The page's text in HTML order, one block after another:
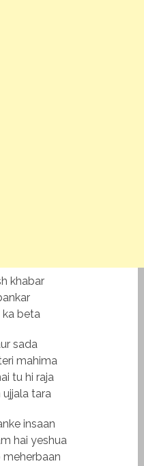
khabar
ka beta
sada
mahima
tu hi raja
ujjala tara
insaan
hai yeshua
meherbaan